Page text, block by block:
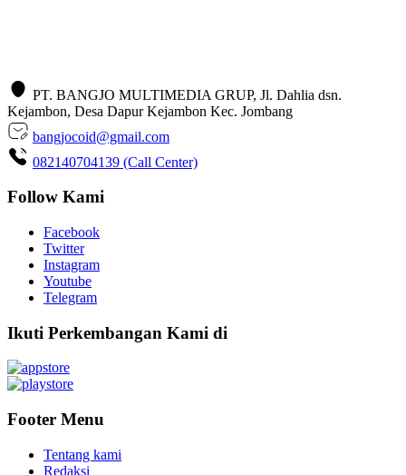
PT. BANGJO MULTIMEDIA GRUP, Jl. Dahlia dsn.
Kejambon, Desa Dapur Kejambon Kec. Jombang
bangjocoid@gmail.com
082140704139 (Call Center)
Follow Kami
Facebook
Twitter
Instagram
Youtube
Telegram
Ikuti Perkembangan Kami di
Footer Menu
Tentang kami
Redaksi